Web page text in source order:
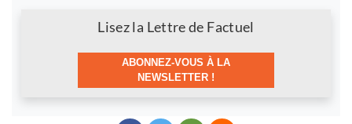
Lisez la Lettre de Factuel
ABONNEZ-VOUS À LA
NEWSLETTER !